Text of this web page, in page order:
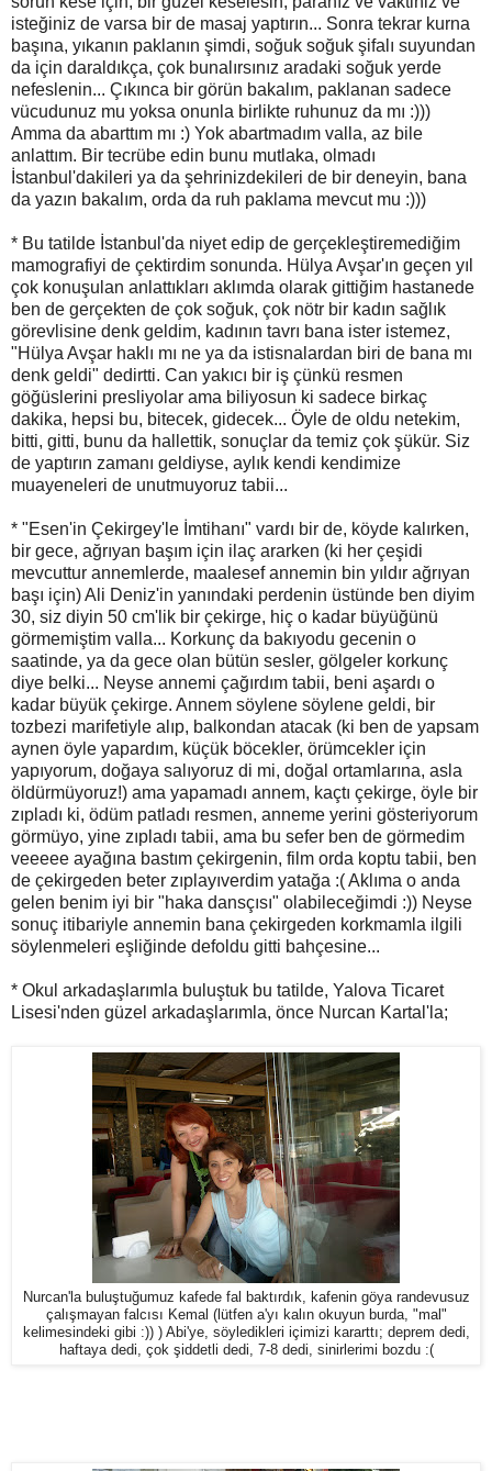
isteğiniz de varsa bir de masaj yaptırın... Sonra tekrar kurna
başına, yıkanın paklanın şimdi, soğuk soğuk şifalı suyundan
da için daraldıkça, çok bunalırsınız aradaki soğuk yerde
nefeslenin... Çıkınca bir görün bakalım, paklanan sadece
vücudunuz mu yoksa onunla birlikte ruhunuz da mı :)))
Amma da abarttım mı :) Yok abartmadım valla, az bile
anlattım. Bir tecrübe edin bunu mutlaka, olmadı
İstanbul'dakileri ya da şehrinizdekileri de bir deneyin, bana
da yazın bakalım, orda da ruh paklama mevcut mu :)))
* Bu tatilde İstanbul'da niyet edip de gerçekleştiremediğim
mamografiyi de çektirdim sonunda. Hülya Avşar'ın geçen yıl
çok konuşulan anlattıkları aklımda olarak gittiğim hastanede
ben de gerçekten de çok soğuk, çok nötr bir kadın sağlık
görevlisine denk geldim, kadının tavrı bana ister istemez,
"Hülya Avşar haklı mı ne ya da istisnalardan biri de bana mı
denk geldi" dedirtti. Can yakıcı bir iş çünkü resmen
göğüslerini presliyolar ama biliyosun ki sadece birkaç
dakika, hepsi bu, bitecek, gidecek... Öyle de oldu netekim,
bitti, gitti, bunu da hallettik, sonuçlar da temiz çok şükür. Siz
de yaptırın zamanı geldiyse, aylık kendi kendimize
muayeneleri de unutmuyoruz tabii...
* "Esen'in Çekirgey'le İmtihanı" vardı bir de, köyde kalırken,
bir gece, ağrıyan başım için ilaç ararken (ki her çeşidi
mevcuttur annemlerde, maalesef annemin bin yıldır ağrıyan
başı için) Ali Deniz'in yanındaki perdenin üstünde ben diyim
30, siz diyin 50 cm'lik bir çekirge, hiç o kadar büyüğünü
görmemiştim valla... Korkunç da bakıyodu gecenin o
saatinde, ya da gece olan bütün sesler, gölgeler korkunç
diye belki... Neyse annemi çağırdım tabii, beni aşardı o
kadar büyük çekirge. Annem söylene söylene geldi, bir
tozbezi marifetiyle alıp, balkondan atacak (ki ben de yapsam
aynen öyle yapardım, küçük böcekler, örümcekler için
yapıyorum, doğaya salıyoruz di mi, doğal ortamlarına, asla
öldürmüyoruz!) ama yapamadı annem, kaçtı çekirge, öyle bir
zıpladı ki, ödüm patladı resmen, anneme yerini gösteriyorum
görmüyo, yine zıpladı tabii, ama bu sefer ben de görmedim
veeeee ayağına bastım çekirgenin, film orda koptu tabii, ben
de çekirgeden beter zıplayıverdim yatağa :( Aklıma o anda
gelen benim iyi bir "haka dansçısı" olabileceğimdi :)) Neyse
sonuç itibariyle annemin bana çekirgeden korkmamla ilgili
söylenmeleri eşliğinde defoldu gitti bahçesine...
* Okul arkadaşlarımla buluştuk bu tatilde, Yalova Ticaret
Lisesi'nden güzel arkadaşlarımla, önce Nurcan Kartal'la;
Nurcan'la buluştuğumuz kafede fal baktırdık, kafenin göya randevusuz
çalışmayan falcısı Kemal (lütfen a'yı kalın okuyun burda, "mal"
kelimesindeki gibi :)) ) Abi'ye, söyledikleri içimizi kararttı; deprem dedi,
haftaya dedi, çok şiddetli dedi, 7-8 dedi, sinirlerimi bozdu :(